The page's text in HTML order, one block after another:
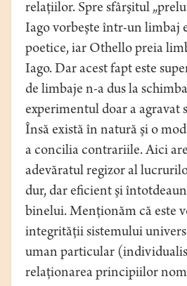
relaţiilor. Spre sfârşitul
Iago vorbeşte într-un limbaj
poetice, iar Othello preia
Iago. Dar acest fapt este
de limbaje n-a dus la
experimentul doar a agravat
Însă există în natură şi o
a concilia contrariile. Aici
adevăratul regizor al
dur, dar eficient şi
binelui. Menţionăm că este
integrităţii sistemului
uman particular
relaţionarea principiilor